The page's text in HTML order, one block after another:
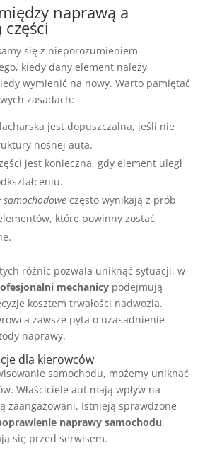
naprawą a
się z nieporozumieniem
kiedy dany element należy
wymienić na nowy. Warto pamiętać
zasadach:
jest dopuszczalna, jeśli nie
nośnej auta.
jest konieczna, gdy element uległ
samochodoweczęsto wynikają z prób
które powinny zostać
różnic pozwala uniknąć sytuacji, w
mechanicypodejmują
kosztem trwałości nadwozia.
zawsze pyta o uzasadnienie
naprawy.
dla kierowców
samochodu, możemy uniknąć
Właściciele aut mają wpływ na
zaangażowani. Istnieją sprawdzone
naprawy samochodu,
się przed serwisem.